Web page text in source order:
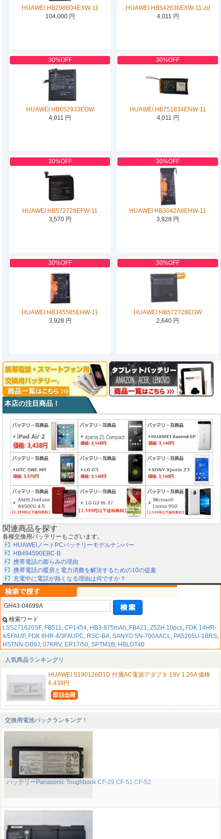
HUAWEI HB2988D4EXW-11
104,000 円
HUAWEI HB542636EXW-11-zd
4,011 円
30%OFF
HUAWEI HB652933EGW
4,011 円
30%OFF
HUAWEI HB751834ENW-11
4,011 円
30%OFF
HUAWEI HB572728EFW-11
3,570 円
30%OFF
HUAWEI HB3042A8EHW-11
3,928 円
30%OFF
HUAWEI HB345585EHW-11
3,928 円
30%OFF
HUAWEI HB572728EGW
2,640 円
本店の注目商品！
関連商品を探す
各種交換用バッテリーもございます。
HUAWEIノートPCバッテリーモデルナンバー
HB494590EBC-B
携帯電話の膨らみの理由
携帯電話の暖房と電力消費を解決するための10の提案
充電中に電話が熱くなる理由は何ですか？
検索ワード
LSS271620SF, FB511, CP1454, HB3-875mAh, FB421, Z52H 10pcs, FDK 14HR-
4/5FAUP, FDK 8HR-4/3FAUPC, RSC-BA, SANYO 5N-700AACL, PA5265U-1BRS,
HSTNN-DB9J, 07KRV, ER17/50, SPTM1B, HBLDT40
人気商品ランキングリ
HUAWEI S190126D1D 付属AC電源アダプタ 19V 1.26A 価格
6,439円
交換用電池パックランキング！
バッテリーPanasonic Toughbook CF-29 CF-51 CF-52